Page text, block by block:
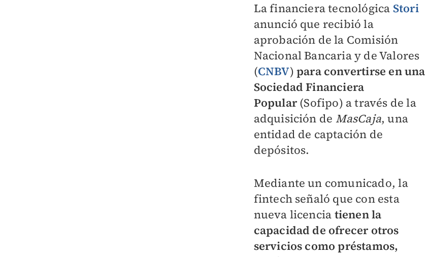
La financiera tecnológica Stori
anunció que recibió la
aprobación de la Comisión
Nacional Bancaria y de Valores
(CNBV) para convertirse en una
Sociedad Financiera
Popular(Sofipo) a través de la
adquisición de MasCaja, una
entidad de captación de
depósitos.
Mediante un comunicado, la
fintech señaló que con esta
nueva licencia tienen la
capacidad de ofrecer otros
servicios como préstamos,